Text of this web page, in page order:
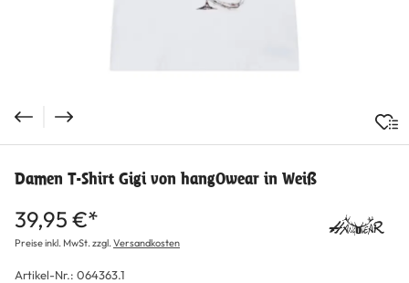
Damen T-Shirt Gigi von hangOwear in Weiß
39,95 €*
Preise inkl. MwSt. zzgl.Versandkosten
Artikel-Nr.: 064363.1